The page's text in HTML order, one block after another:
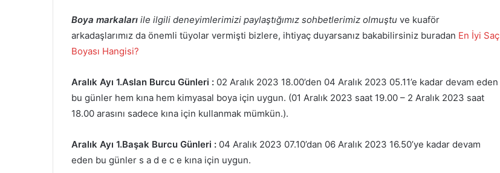
Boya markaları ile ilgili deneyimlerimizi paylaştığımız sohbetlerimiz olmuştu ve kuaför
arkadaşlarımız da önemli tüyolar vermişti bizlere, ihtiyaç duyarsanız bakabilirsiniz buradan En İyi Saç
Boyası Hangisi?
Aralık Ayı 1.Aslan Burcu Günleri : 02 Aralık 2023 18.00’den 04 Aralık 2023 05.11’e kadar devam eden
bu günler hem kına hem kimyasal boya için uygun. (01 Aralık 2023 saat 19.00 – 2 Aralık 2023 saat
18.00 arasını sadece kına için kullanmak mümkün.).
Aralık Ayı 1.Başak Burcu Günleri : 04 Aralık 2023 07.10’dan 06 Aralık 2023 16.50’ye kadar devam
eden bu günler s a d e c e kına için uygun.